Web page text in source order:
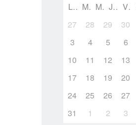
L M M J V
27
28 29 30
3
4 5 6
10
11 12 13
17
18 19 20
24
25 26 27
31
1 2 3